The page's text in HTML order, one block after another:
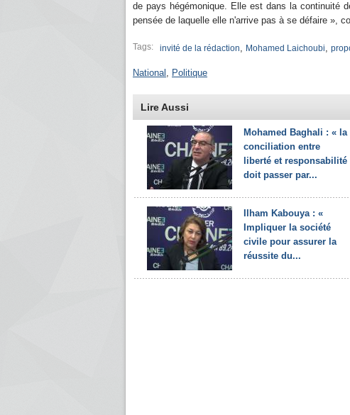
de pays hégémonique. Elle est dans la continuité
pensée de laquelle elle n'arrive pas à se défaire »,
Tags: invité de la rédaction, Mohamed Laichoubi,
National , Politique
Lire Aussi
Mohamed Baghali : « la
conciliation entre
liberté et responsabilité
doit passer par...
Ilham Kabouya : «
Impliquer la société
civile pour assurer la
réussite du...